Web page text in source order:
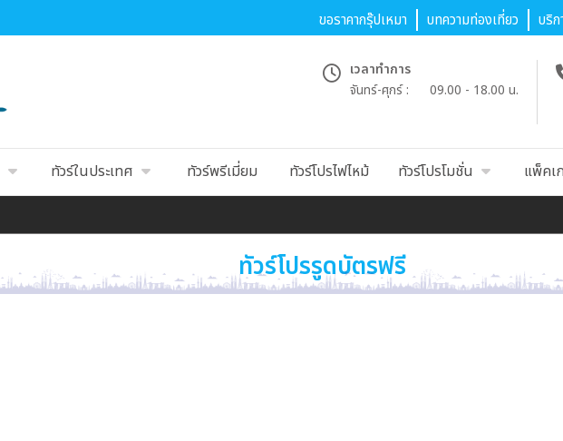
ขอราคากรุ๊ปเหมา บทความท่องเที่ยว บริก
เวลาทำการ
จันทร์-ศุกร์ :
09.00 - 18.00 น.
ทัวร์ในประเทศ ทัวร์พรีเมี่ยม ทัวร์โปรไฟไหม้ ทัวร์โปรโมชั่น แพ็คเ
ทัวร์โปรรูดบัตรฟรี